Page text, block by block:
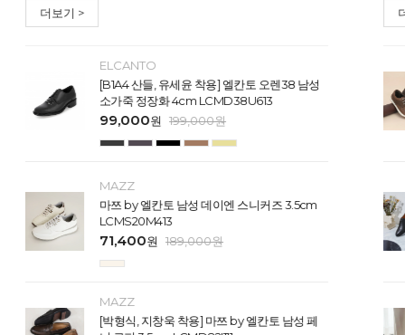
더보기 >
ELCANTO
[B1A4 산들, 유세윤 착용] 엘칸토 오렌38 남성
소가죽 정장화 4cm LCMD38U613
99,000원 199,000원
MAZZ
마쯔 by 엘칸토 남성 데이엔 스니커즈 3.5cm
LCMS20M413
71,400원 189,000원
MAZZ
[박형식, 지창욱 착용] 마쯔 by 엘칸토 남성 페